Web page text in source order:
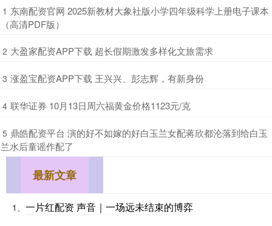
1 ​东南配资官网 2025新教材大象社版小学四年级科学上册电子课本
（高清PDF版）
2 ​大盈家配资APP下载 超长假期激发多样化文旅需求
3 ​涨盈宝配资APP下载 王兴兴、彭志辉，有新身份
4 ​联华证券 10月13日周六福黄金价格1123元/克
5 ​鼎皓配资平台 演的好不如嫁的好白玉兰女配蒋欣都沦落到给白玉
兰水后童谣作配了
最新文章
1、 一片红配资 声音｜一场远未结束的博弈